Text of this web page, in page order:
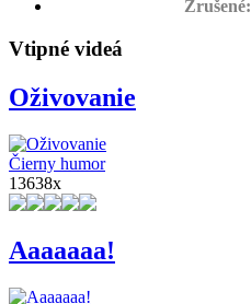
Zrušené:
Vtipné videá
Oživovanie
Čierny humor
13638x
Aaaaaaa!